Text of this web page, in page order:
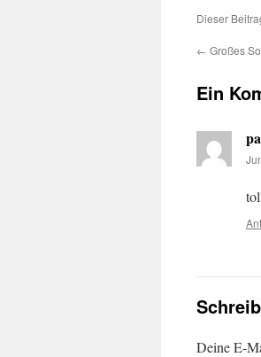
Dieser
← Großes
Ein
Deine E-